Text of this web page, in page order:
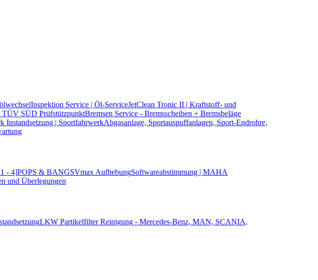
Inspektion Service | Öl-ServiceJetClean Tronic II | Kraftstoff- und
SÜD PrüfstützpunktBremsen Service - Bremsscheiben + Bremsbeläge
Instandsetzung | SportfahrwerkAbgasanlage, Sportauspuffanlagen, Sport-Endrohre,
- 4]POPS & BANGSVmax AufhebungSoftwareabstimmung | MAHA
und Überlegungen
LKW Partikelfilter Reinigung - Mercedes-Benz, MAN, SCANIA,